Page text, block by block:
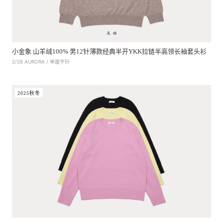
小金象 山羊绒100% 男12针薄款经典半开YKK拉链半高领长袖套头衫
2/26 AURORA / 单面平针
2025秋冬